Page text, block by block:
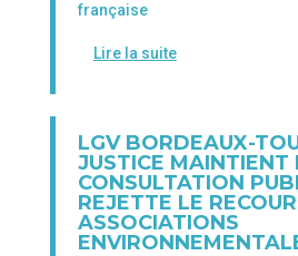
française
Lire la suite
LGV BORDEAUX-
JUSTICE MAINTIENT
CONSULTATION
REJETTE LE
ASSOCIATIONS